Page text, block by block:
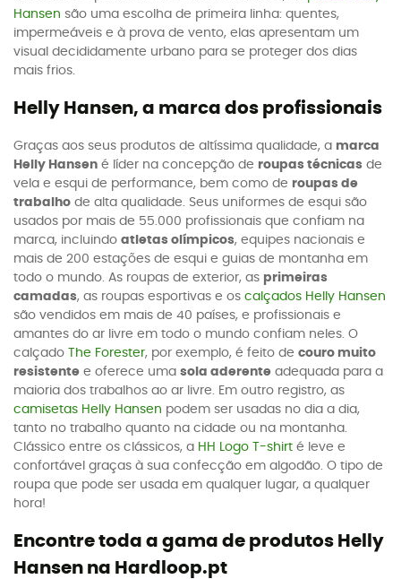
Hansen são uma escolha de primeira linha: quentes,
impermeáveis e à prova de vento, elas apresentam um
visual decididamente urbano para se proteger dos dias
mais frios.
Helly Hansen, a marca dos profissionais
Graças aos seus produtos de altíssima qualidade, a marca
Helly Hansen é líder na concepção de roupas técnicas de
vela e esqui de performance, bem como de roupas de
trabalho de alta qualidade. Seus uniformes de esqui são
usados por mais de 55.000 profissionais que confiam na
marca, incluindo atletas olímpicos, equipes nacionais e
mais de 200 estações de esqui e guias de montanha em
todo o mundo. As roupas de exterior, as primeiras
camadas, as roupas esportivas e os calçados Helly Hansen
são vendidos em mais de 40 países, e profissionais e
amantes do ar livre em todo o mundo confiam neles. O
calçado The Forester, por exemplo, é feito de couro muito
resistente e oferece uma sola aderente adequada para a
maioria dos trabalhos ao ar livre. Em outro registro, as
camisetas Helly Hansen podem ser usadas no dia a dia,
tanto no trabalho quanto na cidade ou na montanha.
Clássico entre os clássicos, a HH Logo T-shirt é leve e
confortável graças à sua confecção em algodão. O tipo de
roupa que pode ser usada em qualquer lugar, a qualquer
hora!
Encontre toda a gama de produtos Helly
Hansen na Hardloop.pt